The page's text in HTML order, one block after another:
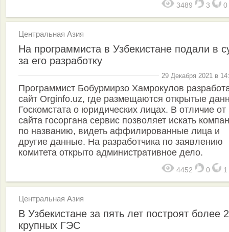
3489 3 0
Центральная Азия
На программиста в Узбекистане подали в
за его разработку
29 Декабря 2021 в
Программист Бобурмирзо Хамрокулов
сайт Orginfo.uz, где размещаются открытые
Госкомстата о юридических лицах. В отличие от
сайта госоргана сервис позволяет искать
по названию, видеть аффилированные лица и
другие данные. На разработчика по заявлению
комитета открыто административное дело.
4452 0 1
Центральная Азия
В Узбекистане за пять лет построят более
крупных ГЭС